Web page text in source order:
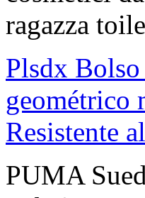
ragazza
Plsdx
geométrico
Resistente
PUMA